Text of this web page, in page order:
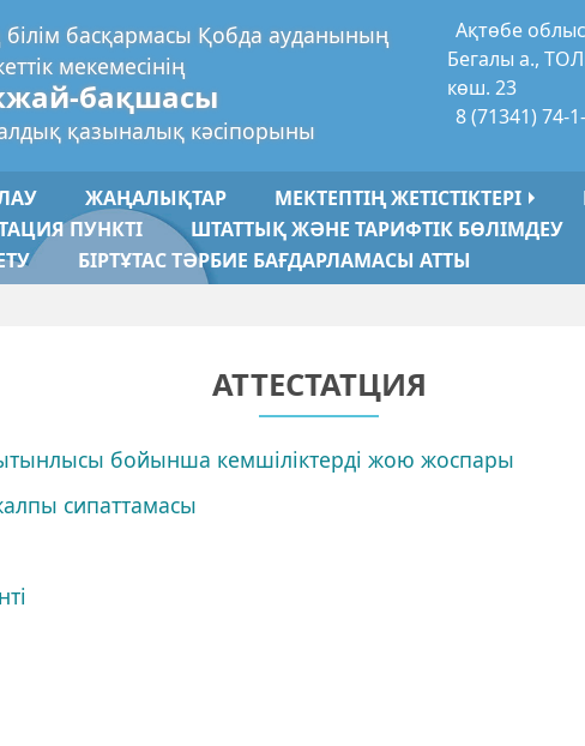
басқармасы Қобда ауданының
мекемесінің
бақшасы
қазыналық кәсіпорыны
Ақтөбе
Бегалы а.,
көш. 23
8 (71341) 74-
ЖАҢАЛЫҚТАР МЕКТЕПТІҢ ЖЕТІСТІКТЕРІ
ПУНКТІ ШТАТТЫҚ ЖӘНЕ ТАРИФТІК БӨЛІМДЕУ
БІРТҰТАС ТӘРБИЕ БАҒДАРЛАМАСЫ АТТЫ
АТТЕСТАТЦИЯ
бойынша кемшіліктерді жою жоспары
сипаттамасы